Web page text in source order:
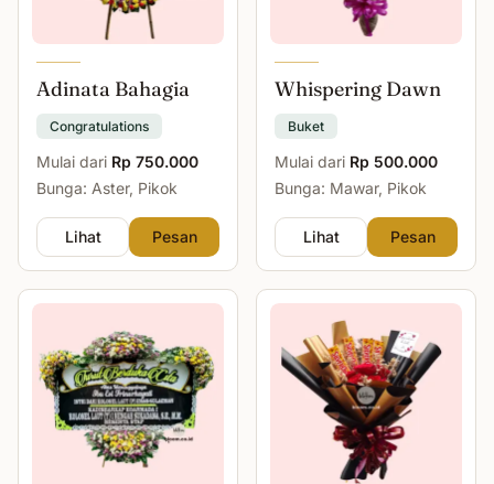
Adinata Bahagia
Congratulations
Mulai dari Rp 750.000
Bunga: Aster, Pikok
Lihat Pesan
Whispering Dawn
Buket
Mulai dari Rp 500.000
Bunga: Mawar, Pikok
Lihat Pesan